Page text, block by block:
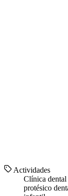
Actividades
Clínica dental
protésico